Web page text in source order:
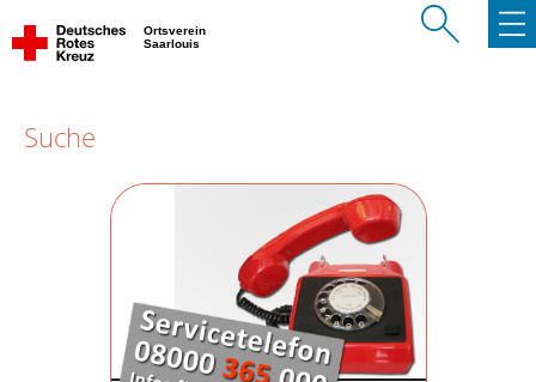
Ortsverein
Saarlouis
Suche